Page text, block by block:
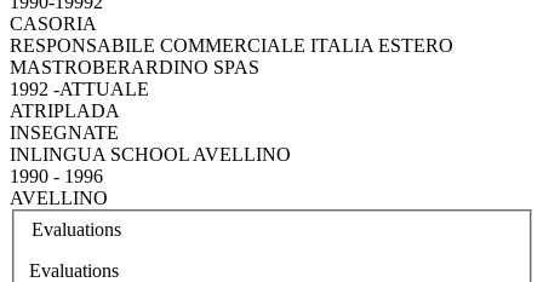
CASORIA
RESPONSABILE COMMERCIALE ITALIA ESTERO
MASTROBERARDINO SPAS
1992 -ATTUALE
ATRIPLADA
INSEGNATE
INLINGUA SCHOOL AVELLINO
1990 - 1996
AVELLINO
Evaluations
Evaluations